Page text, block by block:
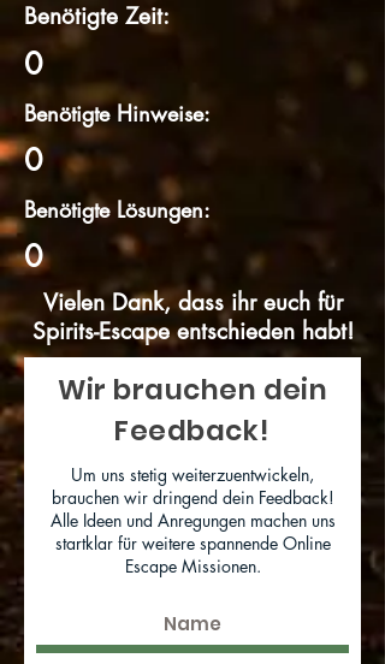
Benötigte Zeit:
0
Benötigte Hinweise:
0
Benötigte Lösungen:
0
Vielen Dank, dass ihr euch für
Spirits-Escape entschieden habt!
Wir brauchen dein
Feedback!
Um uns stetig weiterzuentwickeln,
brauchen wir dringend dein Feedback!
Alle Ideen und Anregungen machen uns
startklar für weitere spannende Online
Escape Missionen.